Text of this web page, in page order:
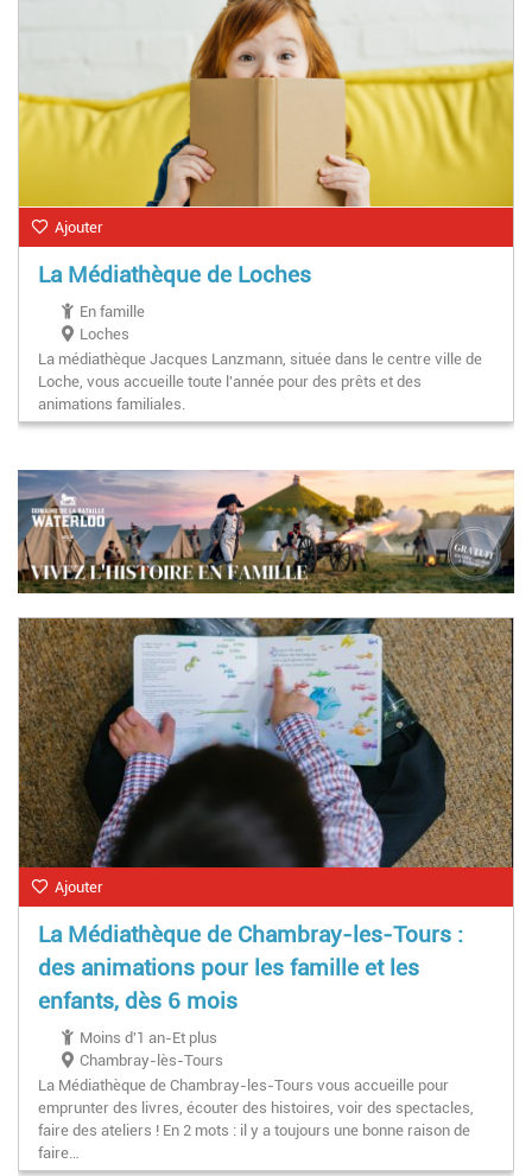
Pendant les grandes vacances :
Ouvert du mardi au samedi de 10h à 18h
Ajouter
La Médiathèque de Loches
En famille
Loches
La médiathèque Jacques Lanzmann, située dans le centre ville de
Loche, vous accueille toute l'année pour des prêts et des
animations familiales.
Ajouter
La Médiathèque de Chambray-les-Tours :
des animations pour les famille et les
enfants, dès 6 mois
Moins d'1 an-Et plus
Chambray-lès-Tours
La Médiathèque de Chambray-les-Tours vous accueille pour
emprunter des livres, écouter des histoires, voir des spectacles,
faire des ateliers ! En 2 mots : il y a toujours une bonne raison de
faire…